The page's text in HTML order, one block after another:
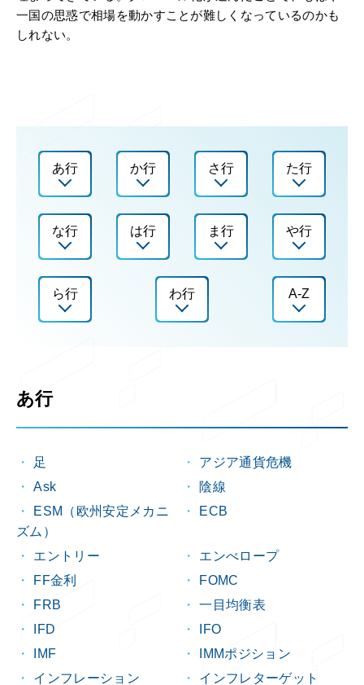
一国の思惑で相場を動かすことが難しくなっているのかも
しれない。
あ行 か行 さ行 た行
な行 は行 ま行 や行
ら行 わ行 A-Z
あ行
足
アジア通貨危機
Ask
陰線
ESM（欧州安定メカニ
ズム）
ECB
エントリー
エンべロープ
FF金利
FOMC
FRB
一目均衡表
IFD
IFO
IMF
IMMポジション
インフレーション
インフレターゲット